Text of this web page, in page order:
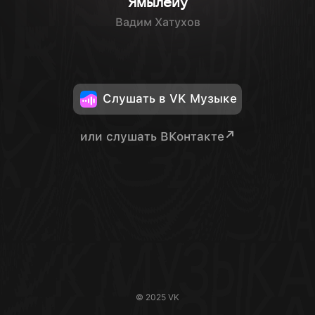
Вадим Хатухов
Слушать в VK Музыке
или слушать ВКонтакте
© 2025 VK